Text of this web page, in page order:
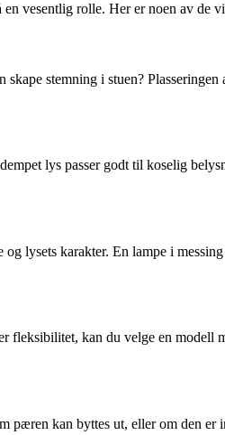
vesentlig rolle. Her er noen av de
stemning i stuen?
lys passer godt til koselig
lysets karakter. En lampe i
kan du velge en modell
kan byttes ut, eller om den er